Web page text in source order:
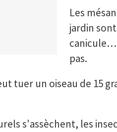
Les
jardin
pas.
tuer un oiseau de 15
s'assèchent, les